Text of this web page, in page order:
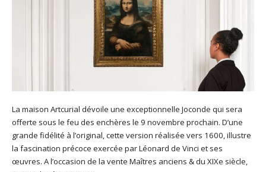
La maison Artcurial dévoile une exceptionnelle Joconde qui sera
offerte sous le feu des enchères le 9 novembre prochain. D’une
grande fidélité à l’original, cette version réalisée vers 1600, illustre
la fascination précoce exercée par Léonard de Vinci et ses
œuvres. A l’occasion de la vente Maîtres anciens & du XIXe siècle,